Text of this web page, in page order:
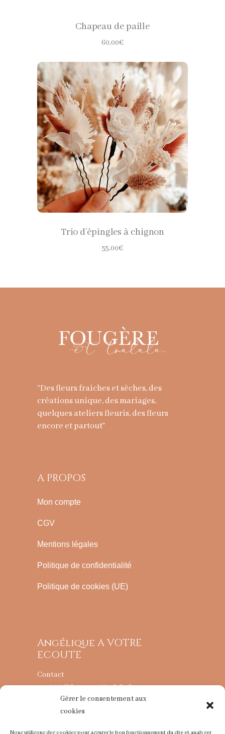
Gérer le consentement aux
cookies
Nous utilisons des cookies pour assurer le bon fonctionnement du site et analyser
Chapeau de paille
60,00€
CHOISIR LES OPTIONS
Trio d’épingles à chignon
55,00€
“Des fleurs fraiches et sèches, des
créations unique, des mariages,
quelques ateliers fleuris, des fleurs
encore et partout”
A PROPOS
Mon compte
CGV
Mentions légales
Politique de confidentialité
Politique de cookies (UE)
Angélique A VOTRE
ECOUTE
Contact
contact@fougereettralala.fr